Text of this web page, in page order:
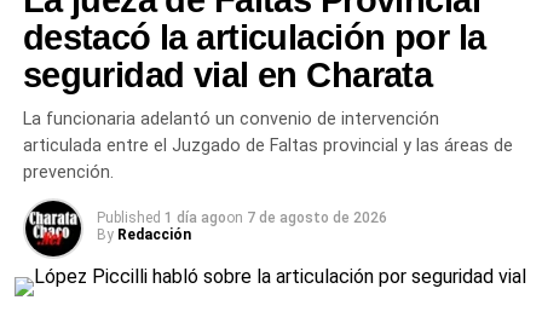
reforma podría implicar una pérdida de derechos
laborales históricos. Dirigentes sindicales y referentes
políticos cercanos a la oposición sostienen que el
proyecto favorece a los empleadores y precariza las
condiciones de trabajo.
La postura de Ritondo sintetiza una de las principales
tensiones del debate actual: cómo equilibrar la necesidad
de modernizar la economía con la preservación de
derechos en un escenario social atravesado por la crisis.
y crecen.
Másnoticias de CharataenCharataChaco.Net.
destacó la articulación por la
seguridad vial en Charata
La funcionaria adelantó un convenio de intervención
articulada entre el Juzgado de Faltas provincial y las áreas de
prevención.
Published 1 día agoon 7 de agosto de 2026
By Redacción